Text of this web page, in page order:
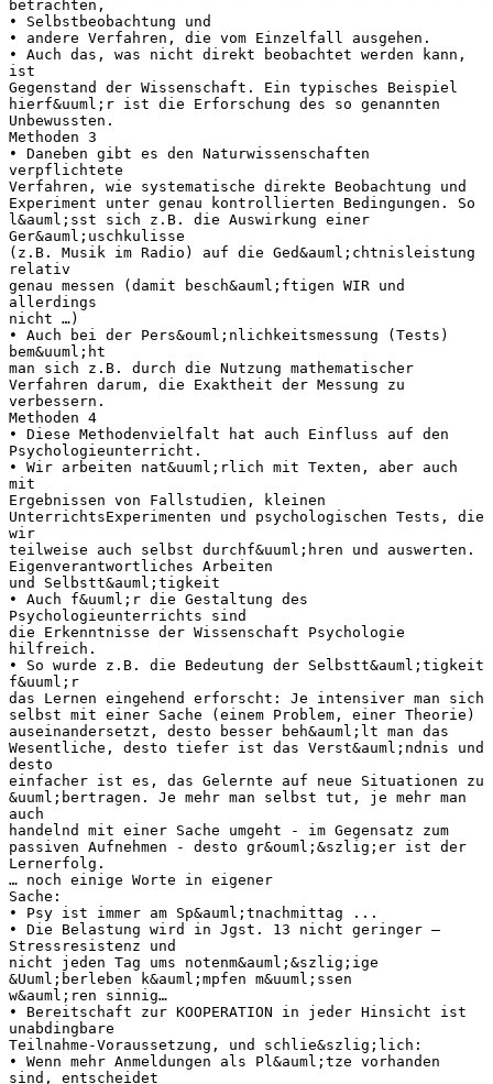
betrachten,
• Selbstbeobachtung und
• andere Verfahren, die vom Einzelfall ausgehen.
• Auch das, was nicht direkt beobachtet werden kann,
ist
Gegenstand der Wissenschaft. Ein typisches Beispiel
hierf&uuml;r ist die Erforschung des so genannten
Unbewussten.
Methoden 3
• Daneben gibt es den Naturwissenschaften
verpflichtete
Verfahren, wie systematische direkte Beobachtung und
Experiment unter genau kontrollierten Bedingungen. So
l&auml;sst sich z.B. die Auswirkung einer
Ger&auml;uschkulisse
(z.B. Musik im Radio) auf die Ged&auml;chtnisleistung
relativ
genau messen (damit besch&auml;ftigen WIR und
allerdings
nicht …)
• Auch bei der Pers&ouml;nlichkeitsmessung (Tests)
bem&uuml;ht
man sich z.B. durch die Nutzung mathematischer
Verfahren darum, die Exaktheit der Messung zu
verbessern.
Methoden 4
• Diese Methodenvielfalt hat auch Einfluss auf den
Psychologieunterricht.
• Wir arbeiten nat&uuml;rlich mit Texten, aber auch
mit
Ergebnissen von Fallstudien, kleinen
UnterrichtsExperimenten und psychologischen Tests, die
wir
teilweise auch selbst durchf&uuml;hren und auswerten.
Eigenverantwortliches Arbeiten
und Selbstt&auml;tigkeit
• Auch f&uuml;r die Gestaltung des
Psychologieunterrichts sind
die Erkenntnisse der Wissenschaft Psychologie
hilfreich.
• So wurde z.B. die Bedeutung der Selbstt&auml;tigkeit
f&uuml;r
das Lernen eingehend erforscht: Je intensiver man sich
selbst mit einer Sache (einem Problem, einer Theorie)
auseinandersetzt, desto besser beh&auml;lt man das
Wesentliche, desto tiefer ist das Verst&auml;ndnis und
desto
einfacher ist es, das Gelernte auf neue Situationen zu
&uuml;bertragen. Je mehr man selbst tut, je mehr man
auch
handelnd mit einer Sache umgeht - im Gegensatz zum
passiven Aufnehmen - desto gr&ouml;&szlig;er ist der
Lernerfolg.
… noch einige Worte in eigener
Sache:
• Psy ist immer am Sp&auml;tnachmittag ...
• Die Belastung wird in Jgst. 13 nicht geringer –
Stressresistenz und
nicht jeden Tag ums notenm&auml;&szlig;ige
&Uuml;berleben k&auml;mpfen m&uuml;ssen
w&auml;ren sinnig…
• Bereitschaft zur KOOPERATION in jeder Hinsicht ist
unabdingbare
Teilnahme-Voraussetzung, und schlie&szlig;lich:
• Wenn mehr Anmeldungen als Pl&auml;tze vorhanden
sind, entscheidet